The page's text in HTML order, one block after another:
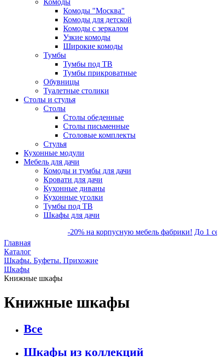
Комоды
Комоды "Москва"
Комоды для детской
Комоды с зеркалом
Узкие комоды
Широкие комоды
Тумбы
Тумбы под ТВ
Тумбы прикроватные
Обувницы
Туалетные столики
Столы и стулья
Столы
Столы обеденные
Столы письменные
Столовые комплекты
Стулья
Кухонные модули
Мебель для дачи
Комоды и тумбы для дачи
Кровати для дачи
Кухонные диваны
Кухонные уголки
Тумбы под ТВ
Шкафы для дачи
-20% на корпусную мебель фабрики! До 1
Главная
Каталог
Шкафы. Буфеты. Прихожие
Шкафы
Книжные шкафы
Книжные шкафы
Все
Шкафы из коллекций